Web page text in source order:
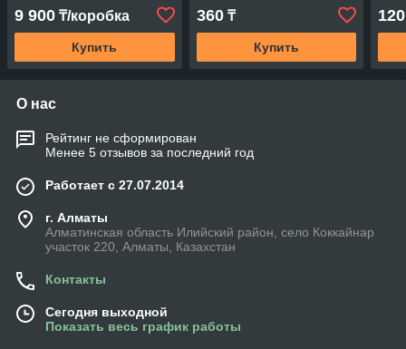
9 900 ₸/коробка
Купить
360₸
Купить
120
О нас
Рейтинг не сформирован
Менее 5 отзывов за последний год
Работает с 27.07.2014
г. Алматы
Алматинская область Илийский район, село Коккайнар
участок 220, Алматы, Казахстан
Контакты
Сегодня выходной
Показать весь график работы